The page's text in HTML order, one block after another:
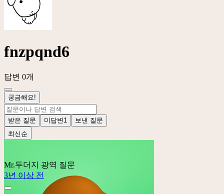
fnzpqnd6
답변 0개
궁금해요!
받은 질문 미답변 1
보낸 질문
최신순
Mr.두더지
광역 질문
3년 이상 전